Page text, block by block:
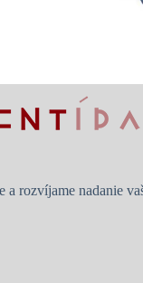
a rozvíjame nadanie